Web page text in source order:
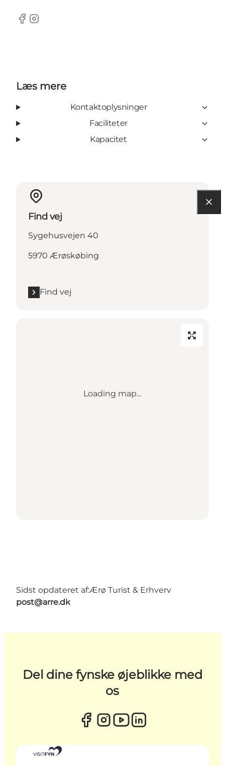
Facebook
Instagram
Læs mere
Kontaktoplysninger
Faciliteter
Kapacitet
Find vej
Sygehusvejen 40
5970 Ærøskøbing
Find vej
Loading map...
Sidst opdateret af:Ærø Turist & Erhverv
post@arre.dk
Del dine fynske øjeblikke med
os